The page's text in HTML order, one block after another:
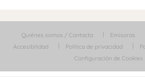
Quiénes somos / Contacta Emisoras
Accesibilidad
Política de privacidad
Configuración de Cookies